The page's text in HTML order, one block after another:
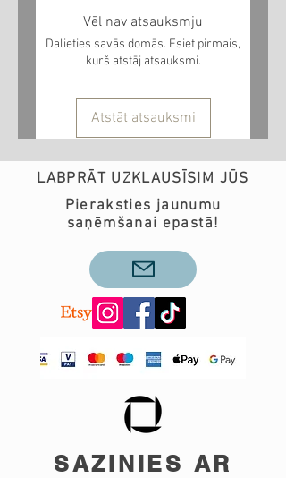
Vēl nav atsauksmju
Dalieties savās domās. Esiet pirmais,
kurš atstāj atsauksmi.
Atstāt atsauksmi
LABPRĀT UZKLAUSĪSIM JŪS
Pieraksties jaunumu
saņēmšanai epastā!
SAZINIES AR